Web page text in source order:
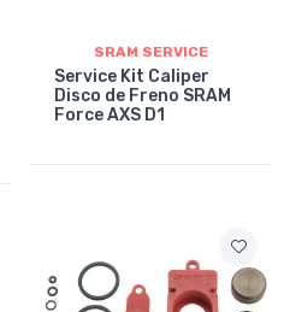
SRAM SERVICE
Service Kit Caliper
Disco de Freno SRAM
Force AXS D1